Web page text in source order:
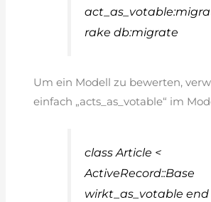
rake db:migrate
Um ein Modell zu bewerten,
einfach „acts_as_votable“ im
class Article <
ActiveRecord::Base
wirkt_as_votable end